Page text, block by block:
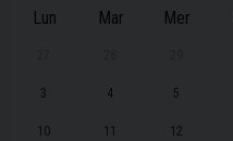
Lun Mar Mer
3 4 5
10 11 12